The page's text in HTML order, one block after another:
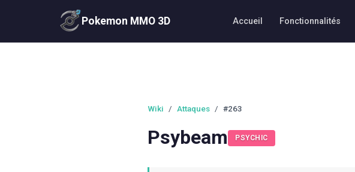
Pokemon MMO 3D Accueil Fonctionnalités
Wiki / Attaques / #263
Psybeam PSYCHIC